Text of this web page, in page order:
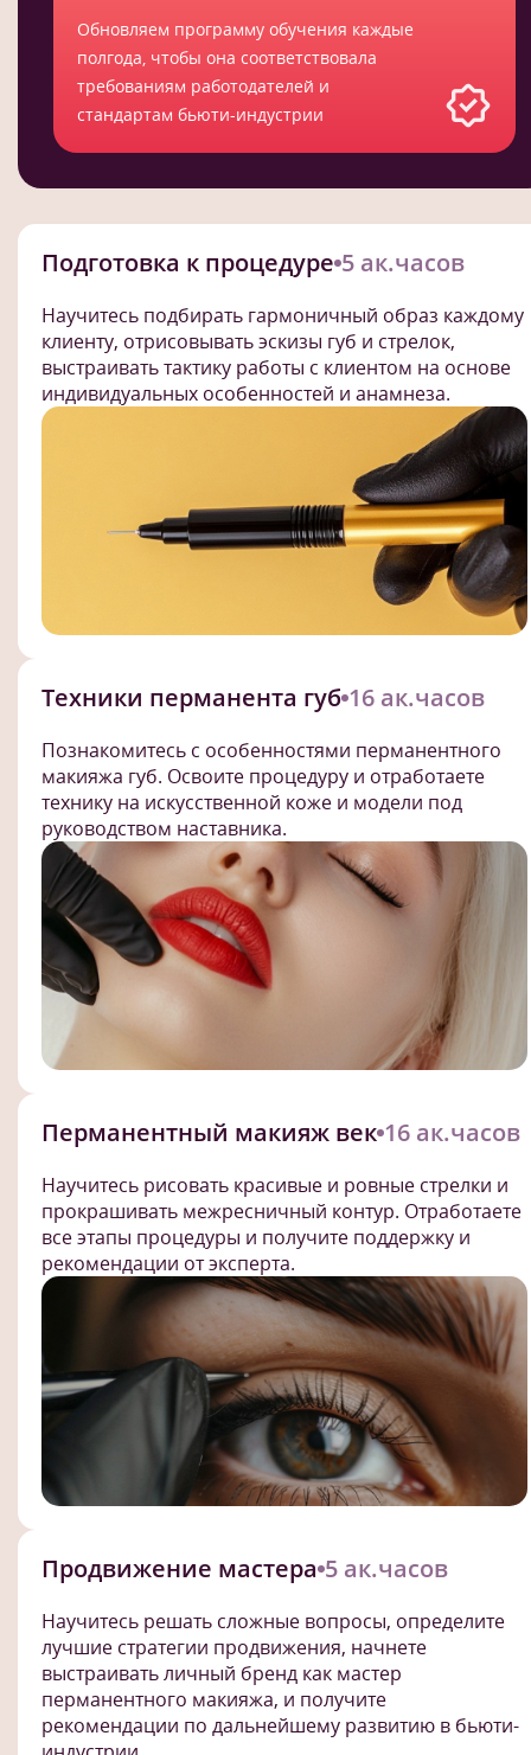
Обновляем программу обучения каждые
полгода, чтобы она соответствовала
требованиям работодателей и
стандартам бьюти-индустрии
Подготовка к процедуре 5 ак.часов
Научитесь подбирать гармоничный образ каждому
клиенту, отрисовывать эскизы губ и стрелок,
выстраивать тактику работы с клиентом на основе
индивидуальных особенностей и анамнеза.
Техники перманента губ 16 ак.часов
Познакомитесь с особенностями перманентного
макияжа губ. Освоите процедуру и отработаете
технику на искусственной коже и модели под
руководством наставника.
Перманентный макияж век 16 ак.часов
Научитесь рисовать красивые и ровные стрелки и
прокрашивать межресничный контур. Отработаете
все этапы процедуры и получите поддержку и
рекомендации от эксперта.
Продвижение мастера 5 ак.часов
Научитесь решать сложные вопросы, определите
лучшие стратегии продвижения, начнете
выстраивать личный бренд как мастер
перманентного макияжа, и получите
рекомендации по дальнейшему развитию в бьюти-